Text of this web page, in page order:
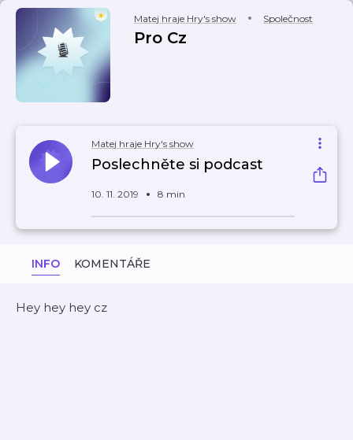
Matej hraje Hry's show Společnost
Pro Cz
Matej hraje Hry's show
Poslechněte si podcast
10. 11. 2019 8 min
INFO KOMENTÁŘE
Hey hey hey cz